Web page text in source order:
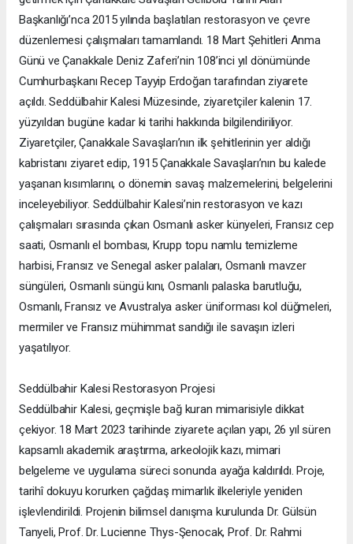
Başkanlığı’nca 2015 yılında başlatılan restorasyon ve çevre
düzenlemesi çalışmaları tamamlandı. 18 Mart Şehitleri Anma
Günü ve Çanakkale Deniz Zaferi’nin 108’inci yıl dönümünde
Cumhurbaşkanı Recep Tayyip Erdoğan tarafından ziyarete
açıldı. Seddülbahir Kalesi Müzesinde, ziyaretçiler kalenin 17.
yüzyıldan bugüne kadar ki tarihi hakkında bilgilendiriliyor.
Ziyaretçiler, Çanakkale Savaşları’nın ilk şehitlerinin yer aldığı
kabristanı ziyaret edip, 1915 Çanakkale Savaşları’nın bu kalede
yaşanan kısımlarını, o dönemin savaş malzemelerini, belgelerini
inceleyebiliyor. Seddülbahir Kalesi’nin restorasyon ve kazı
çalışmaları sırasında çıkan Osmanlı asker künyeleri, Fransız cep
saati, Osmanlı el bombası, Krupp topu namlu temizleme
harbisi, Fransız ve Senegal asker palaları, Osmanlı mavzer
süngüleri, Osmanlı süngü kını, Osmanlı palaska barutluğu,
Osmanlı, Fransız ve Avustralya asker üniforması kol düğmeleri,
mermiler ve Fransız mühimmat sandığı ile savaşın izleri
yaşatılıyor.
Seddülbahir Kalesi Restorasyon Projesi
Seddülbahir Kalesi, geçmişle bağ kuran mimarisiyle dikkat
çekiyor. 18 Mart 2023 tarihinde ziyarete açılan yapı, 26 yıl süren
kapsamlı akademik araştırma, arkeolojik kazı, mimari
belgeleme ve uygulama süreci sonunda ayağa kaldırıldı. Proje,
tarihî dokuyu korurken çağdaş mimarlık ilkeleriyle yeniden
işlevlendirildi. Projenin bilimsel danışma kurulunda Dr. Gülsün
Tanyeli, Prof. Dr. Lucienne Thys-Şenocak, Prof. Dr. Rahmi